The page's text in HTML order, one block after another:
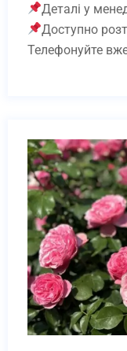
Деталі у
Доступно
Телефонуйте